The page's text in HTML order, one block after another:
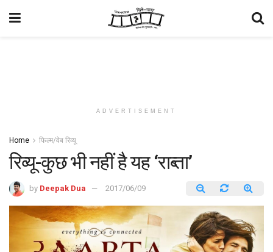
ADVERTISEMENT
Home फिल्म/वेब रिव्यू
रिव्यू-कुछ भी नहीं है यह ‘राब्ता’
by Deepak Dua 2017/06/09